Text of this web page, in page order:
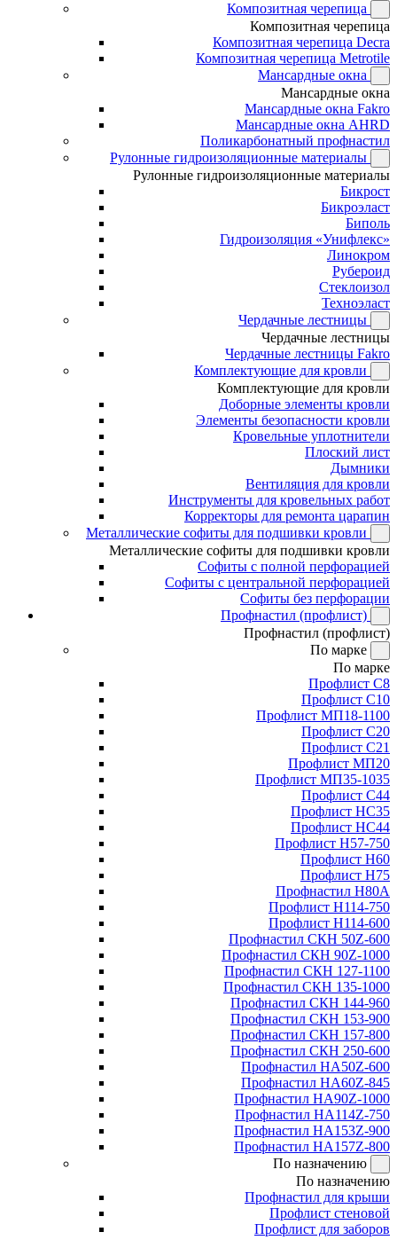
Композитная черепица
Композитная черепица
Композитная черепица Decra
Композитная черепица Metrotile
Мансардные окна
Мансардные окна
Мансардные окна Fakro
Мансардные окна AHRD
Поликарбонатный профнастил
Рулонные гидроизоляционные материалы
Рулонные гидроизоляционные материалы
Бикрост
Бикроэласт
Биполь
Гидроизоляция «Унифлекс»
Линокром
Рубероид
Стеклоизол
Техноэласт
Чердачные лестницы
Чердачные лестницы
Чердачные лестницы Fakro
Комплектующие для кровли
Комплектующие для кровли
Доборные элементы кровли
Элементы безопасности кровли
Кровельные уплотнители
Плоский лист
Дымники
Вентиляция для кровли
Инструменты для кровельных работ
Корректоры для ремонта царапин
Металлические софиты для подшивки кровли
Металлические софиты для подшивки кровли
Софиты с полной перфорацией
Софиты с центральной перфорацией
Софиты без перфорации
Профнастил (профлист)
Профнастил (профлист)
По марке
По марке
Профлист С8
Профлист С10
Профлист МП18-1100
Профлист С20
Профлист С21
Профлист МП20
Профлист МП35-1035
Профлист С44
Профлист НС35
Профлист НС44
Профлист Н57-750
Профлист Н60
Профлист Н75
Профнастил Н80А
Профлист Н114-750
Профлист Н114-600
Профнастил СКН 50Z-600
Профнастил СКН 90Z-1000
Профнастил СКН 127-1100
Профнастил СКН 135-1000
Профнастил СКН 144-960
Профнастил СКН 153-900
Профнастил СКН 157-800
Профнастил СКН 250-600
Профнастил НА50Z-600
Профнастил НА60Z-845
Профнастил НА90Z-1000
Профнастил НА114Z-750
Профнастил НА153Z-900
Профнастил НА157Z-800
По назначению
По назначению
Профнастил для крыши
Профлист стеновой
Профлист для заборов